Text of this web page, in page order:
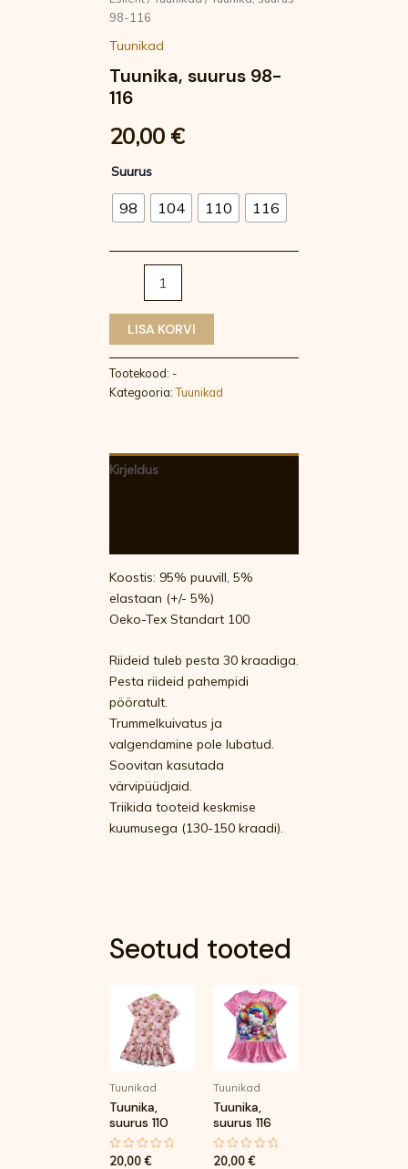
98-116
Tuunikad
Tuunika, suurus 98-
116
20,00 €
Suurus
98 104 110 116
LISA KORVI
Tootekood: -
Kategooria:Tuunikad
Kirjeldus
Koostis: 95% puuvill, 5%
elastaan (+/- 5%)
Oeko-Tex Standart 100
Riideid tuleb pesta 30 kraadiga.
Pesta riideid pahempidi
pööratult.
Trummelkuivatus ja
valgendamine pole lubatud.
Soovitan kasutada
värvipüüdjaid.
Triikida tooteid keskmise
kuumusega (130-150 kraadi).
Seotud tooted
Tuunikad
Tuunika,
suurus 110
Hinnanguga
20,00€
Tuunikad
Tuunika,
suurus 116
Hinnanguga
20,00€